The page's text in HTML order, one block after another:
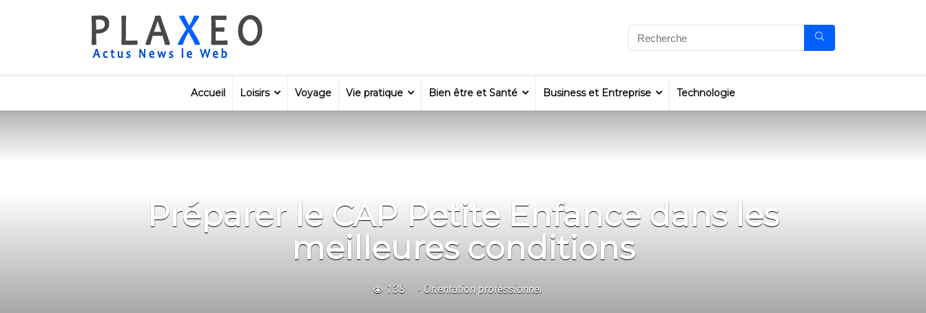
Accueil Loisirs Voyage Vie pratique Bien être et Santé Business et Entreprise Technologie
Préparer le CAP Petite Enfance dans les
meilleures conditions
138 Orientation professionnel